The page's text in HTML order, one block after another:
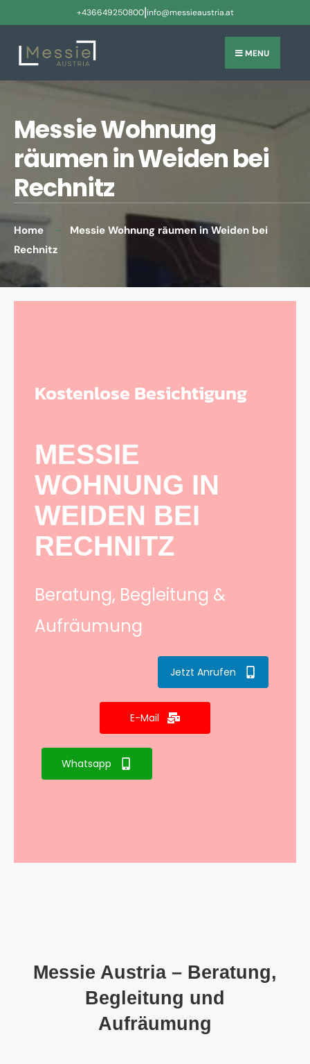
+436649250800|info@messieaustria.at
MENU
Messie Wohnung
räumen in Weiden bei
Rechnitz
Home
Messie Wohnung räumen in Weiden bei
Rechnitz
Kostenlose Besichtigung
MESSIE
WOHNUNG IN
WEIDEN BEI
RECHNITZ
Beratung, Begleitung &
Aufräumung
Jetzt Anrufen
E-Mail
Whatsapp
Messie Austria – Beratung,
Begleitung und
Aufräumung